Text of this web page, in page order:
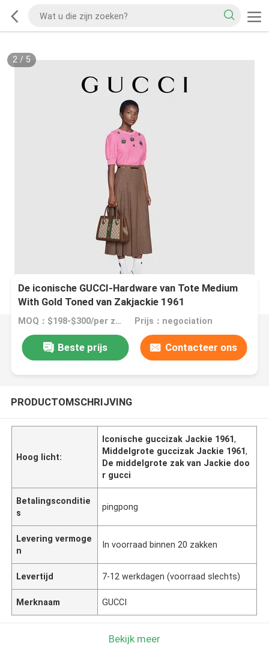
2/ 5
De iconische GUCCI-Hardware van Tote Medium
With Gold Toned van Zakjackie 1961
MOQ：$198-$300/per zak Prijs：negociation
Beste prijs Contacteer ons
PRODUCTOMSCHRIJVING
Hoog licht:
Iconische guccizak Jackie 1961,
Middelgrote guccizak Jackie 1961,
De middelgrote zak van Jackie doo
r gucci
Betalingsconditie
s
pingpong
Levering vermoge
n
In voorraad binnen 20 zakken
Levertijd 7-12 werkdagen (voorraad slechts)
Merknaam GUCCI
Bekijk meer